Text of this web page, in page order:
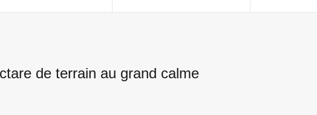
de terrain au grand calme